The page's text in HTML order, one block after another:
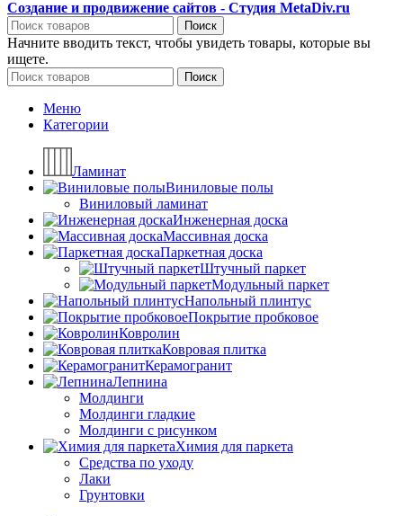
Создание и продвижение сайтов - Студия MetaDiv.ru
Поиск
Начните вводить текст, чтобы увидеть товары, которые вы
ищете.
Поиск
Меню
Категории
Ламинат
Виниловые полы
Виниловый ламинат
Инженерная доска
Массивная доска
Паркетная доска
Штучный паркет
Модульный паркет
Напольный плинтус
Покрытие пробковое
Ковролин
Ковровая плитка
Керамогранит
Лепнина
Молдинги
Молдинги гладкие
Молдинги с рисунком
Химия для паркета
Средства по уходу
Лаки
Грунтовки